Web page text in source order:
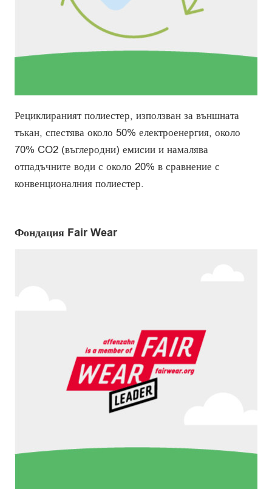
Рециклираният полиестер, използван за външната
тъкан, спестява около 50% електроенергия, около
70% CO2 (въглеродни) емисии и намалява
отпадъчните води с около 20% в сравнение с
конвенционалния полиестер.
Фондация Fair Wear